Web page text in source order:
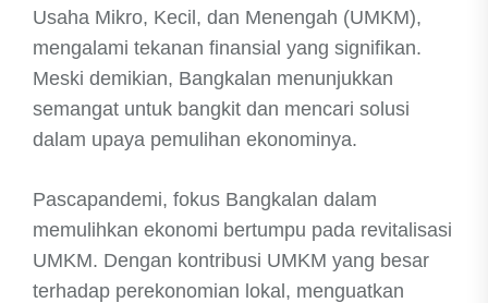
Usaha Mikro, Kecil, dan Menengah (UMKM),
mengalami tekanan finansial yang signifikan.
Meski demikian, Bangkalan menunjukkan
semangat untuk bangkit dan mencari solusi
dalam upaya pemulihan ekonominya.
Pascapandemi, fokus Bangkalan dalam
memulihkan ekonomi bertumpu pada revitalisasi
UMKM. Dengan kontribusi UMKM yang besar
terhadap perekonomian lokal, menguatkan